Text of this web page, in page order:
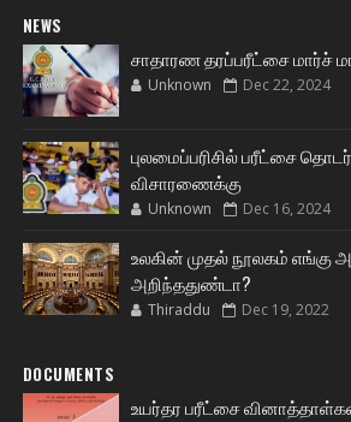
NEWS
சாதாரண தரப்பரீட்சை மார்ச்
Unknown Dec 22, 2024
புலமைப்பரிசில் பரீட்சை
விசாரணைக்கு
Unknown Dec 16, 2024
உலகின் முதல் நூலகம் எங்கு
அறிந்ததுண்டா?
Thiraddu Dec 19, 2022
DOCUMENTS
உயர்தர பரீட்சை